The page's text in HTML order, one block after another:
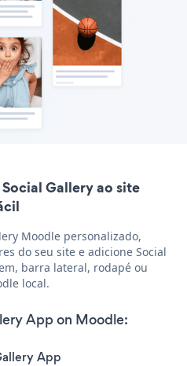
Gallery ao site
Moodle personalizado,
do seu site e adicione Social
barra lateral, rodapé ou
local.
App on Moodle:
App